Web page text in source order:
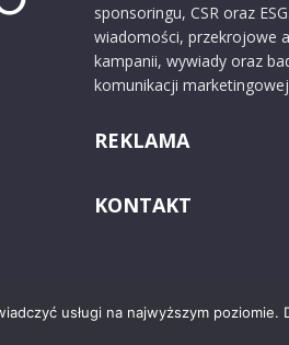
sponsoringu, CSR oraz
wiadomości, przekrojowe
kampanii, wywiady oraz
komunikacji
REKLAMA
KONTAKT
usługi na najwyższym